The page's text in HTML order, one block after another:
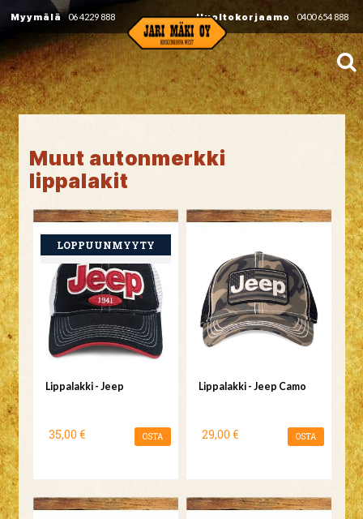
Myymälä 06 4229 888 Huoltokorjaamo 0400 654 888
Muut autonmerkki
lippalakit
Lippalakki - Jeep
35,00 € OSTA
Lippalakki - Jeep Camo
29,00 € OSTA